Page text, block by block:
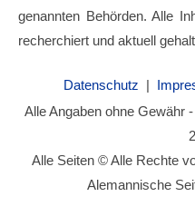
genannten Behörden. Alle
recherchiert und aktuell
Datenschutz |
Alle Angaben ohne Gewähr
Alle Seiten © Alle Rechte
Alemannische